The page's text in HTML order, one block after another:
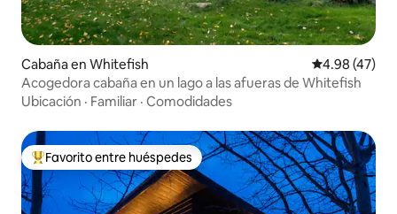
Cabaña en Whitefish Calificación
4.98 (47)
Acogedora cabaña en un lago a las afueras de Whitefish
Ubicación · Familiar · Comodidades
Favorito entre huéspedes preferido
Favorito entre huéspedes